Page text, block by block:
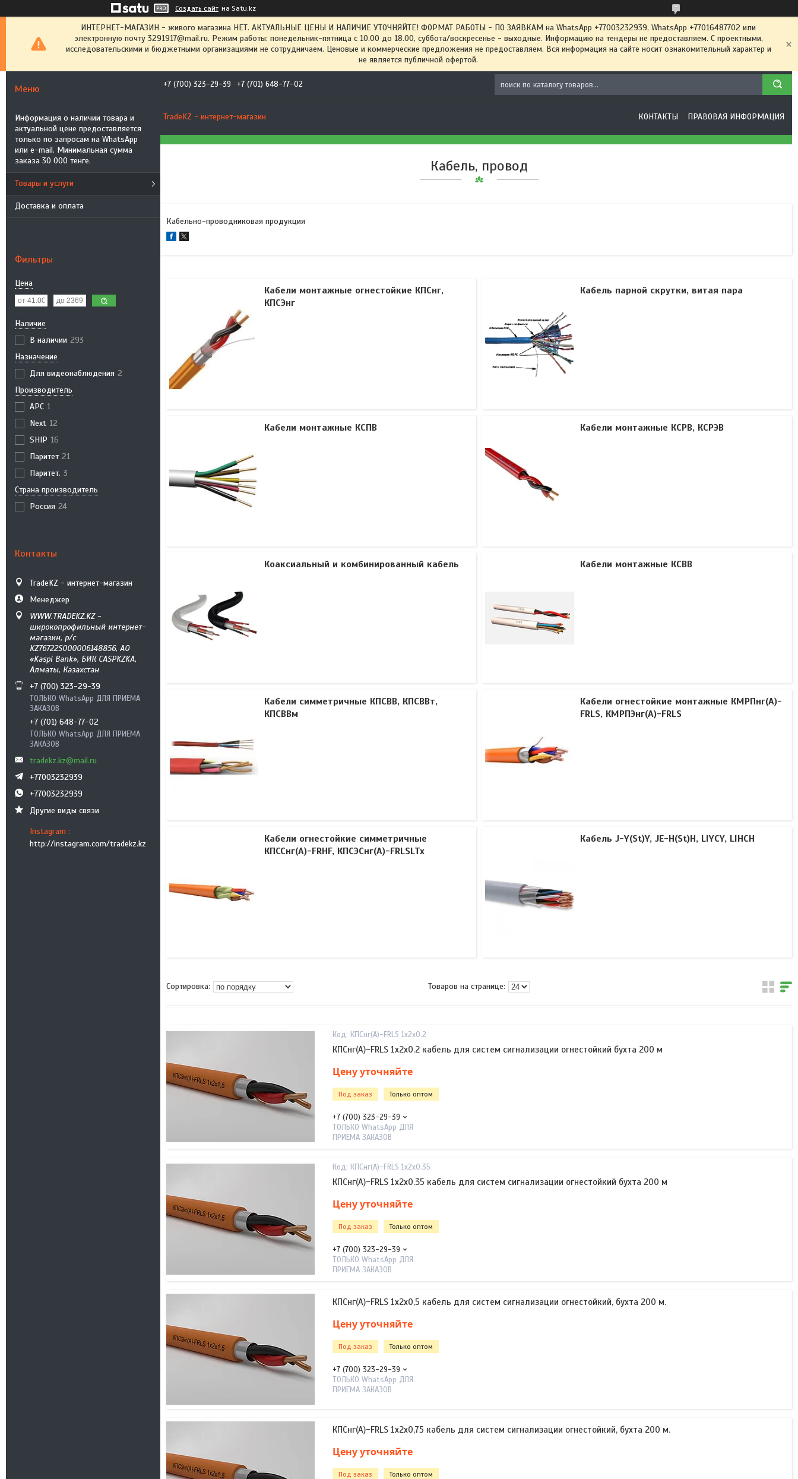
Создать сайт на Satu.kz
ИНТЕРНЕТ-МАГАЗИН - живого магазина НЕТ. АКТУАЛЬНЫЕ ЦЕНЫ И НАЛИЧИЕ УТОЧНЯЙТЕ! ФОРМАТ РАБОТЫ - ПО ЗАЯВКАМ на WhatsApp +77003232939, WhatsApp +77016487702 или
электронную почту 3291917@mail.ru. Режим работы: понедельник-пятница с 10.00 до 18.00, суббота/воскресенье - выходные. Информацию на тендеры не предоставляем. С проектными,
исследовательскими и бюджетными организациями не сотрудничаем. Ценовые и коммерческие предложения не предоставляем. Вся информация на сайте носит ознакомительный характер и
не является публичной офертой.
Информация о наличии товара и
актуальной цене предоставляется
только по запросам на WhatsApp
или e-mail. Минимальная сумма
заказа 30 000 тенге.
Товары и услуги
Доставка и оплата
Фильтры
Цена
Наличие
В наличии 293
Назначение
Для видеонаблюдения 2
Производитель
APC 1
Next 12
SHIP 16
Паритет 21
Паритет. 3
Страна производитель
Россия 24
Контакты
TradeKZ - интернет-магазин
Менеджер
WWW.TRADEKZ.KZ -
широкопрофильный интернет-
магазин, р/с
KZ76722S000006148856, АО
«Kaspi Bank», БИК CASPKZKA,
Алматы, Казахстан
+7 (700) 323-29-39
ТОЛЬКО WhatsApp ДЛЯ ПРИЕМА
ЗАКАЗОВ
+7 (701) 648-77-02
ТОЛЬКО WhatsApp ДЛЯ ПРИЕМА
ЗАКАЗОВ
tradekz.kz@mail.ru
+77003232939
+77003232939
Другие виды связи
Instagram
http://instagram.com/tradekz.kz
+7 (700) 323-29-39 +7 (701) 648-77-02
TradeKZ - интернет-магазин КОНТАКТЫ ПРАВОВАЯ ИНФОРМАЦИЯ
Кабель, провод
Кабельно-проводниковая продукция
Кабели монтажные огнестойкие КПСнг,
КПСЭнг
Кабель парной скрутки, витая пара
Кабели монтажные КСПВ Кабели монтажные КСРВ, КСРЭВ
Коаксиальный и комбинированный кабель Кабели монтажные КСВВ
Кабели симметричные КПСВВ, КПСВВт,
КПСВВм
Кабели огнестойкие монтажные КМРПнг(А)-
FRLS, КМРПЭнг(А)-FRLS
Кабели огнестойкие симметричные
КПССнг(А)-FRHF, КПСЭСнг(А)-FRLSLTx
Кабель J-Y(St)Y, JE-H(St)H, LIYCY, LIHCH
КПСнг(А)-FRLS 1х2х0.2
КПСнг(А)-FRLS 1х2х0.2 кабель для систем сигнализации огнестойкий бухта 200 м
Цену уточняйте
Под заказ Только оптом
+7 (700) 323-29-39
ТОЛЬКО WhatsApp ДЛЯ
ПРИЕМА ЗАКАЗОВ
КПСнг(А)-FRLS 1х2х0.35
КПСнг(А)-FRLS 1х2х0.35 кабель для систем сигнализации огнестойкий бухта 200 м
Цену уточняйте
Под заказ Только оптом
+7 (700) 323-29-39
ТОЛЬКО WhatsApp ДЛЯ
ПРИЕМА ЗАКАЗОВ
КПСнг(А)-FRLS 1х2х0,5 кабель для систем сигнализации огнестойкий, бухта 200 м.
Цену уточняйте
Под заказ Только оптом
+7 (700) 323-29-39
ТОЛЬКО WhatsApp ДЛЯ
ПРИЕМА ЗАКАЗОВ
КПСнг(А)-FRLS 1х2х0,75 кабель для систем сигнализации огнестойкий, бухта 200 м.
Цену уточняйте
Под заказ Только оптом